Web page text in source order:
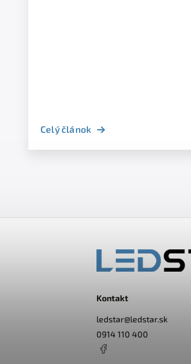
Celý článok
Kontakt
ledstar@ledstar.sk
0914 110 400